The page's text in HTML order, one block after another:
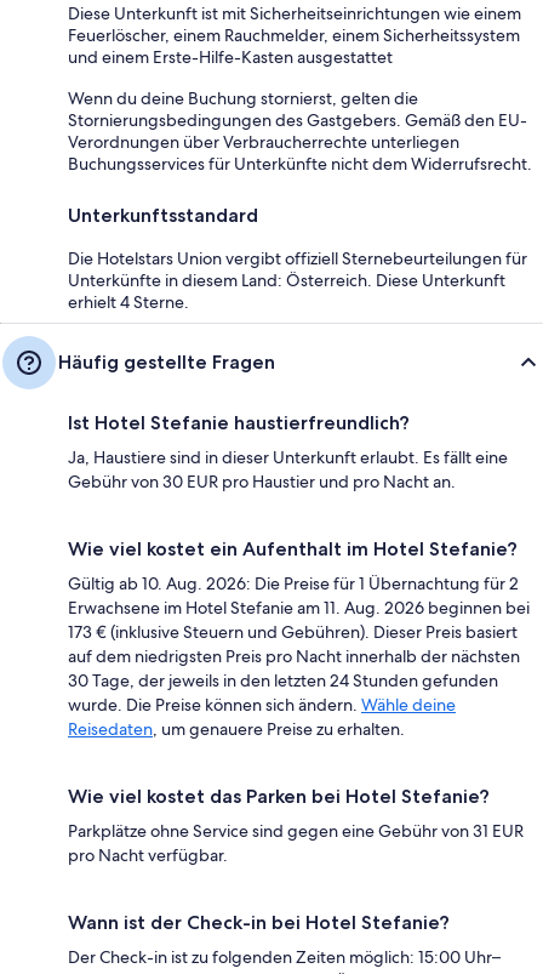
Diese Unterkunft ist mit Sicherheitseinrichtungen wie einem
Feuerlöscher, einem Rauchmelder, einem Sicherheitssystem
und einem Erste-Hilfe-Kasten ausgestattet
Wenn du deine Buchung stornierst, gelten die
Stornierungsbedingungen des Gastgebers. Gemäß den EU-
Verordnungen über Verbraucherrechte unterliegen
Buchungsservices für Unterkünfte nicht dem Widerrufsrecht.
Unterkunftsstandard
Die Hotelstars Union vergibt offiziell Sternebeurteilungen für
Unterkünfte in diesem Land: Österreich. Diese Unterkunft
erhielt 4 Sterne.
Häufig gestellte Fragen
Ist Hotel Stefanie haustierfreundlich?
Ja, Haustiere sind in dieser Unterkunft erlaubt. Es fällt eine
Gebühr von 30 EUR pro Haustier und pro Nacht an.
Wie viel kostet ein Aufenthalt im Hotel Stefanie?
Gültig ab 10. Aug. 2026: Die Preise für 1 Übernachtung für 2
Erwachsene im Hotel Stefanie am 11. Aug. 2026 beginnen bei
173 € (inklusive Steuern und Gebühren). Dieser Preis basiert
auf dem niedrigsten Preis pro Nacht innerhalb der nächsten
30 Tage, der jeweils in den letzten 24 Stunden gefunden
wurde. Die Preise können sich ändern. Wähle deine
Reisedaten , um genauere Preise zu erhalten.
Wie viel kostet das Parken bei Hotel Stefanie?
Parkplätze ohne Service sind gegen eine Gebühr von 31 EUR
pro Nacht verfügbar.
Wann ist der Check-in bei Hotel Stefanie?
Der Check-in ist zu folgenden Zeiten möglich: 15:00 Uhr–